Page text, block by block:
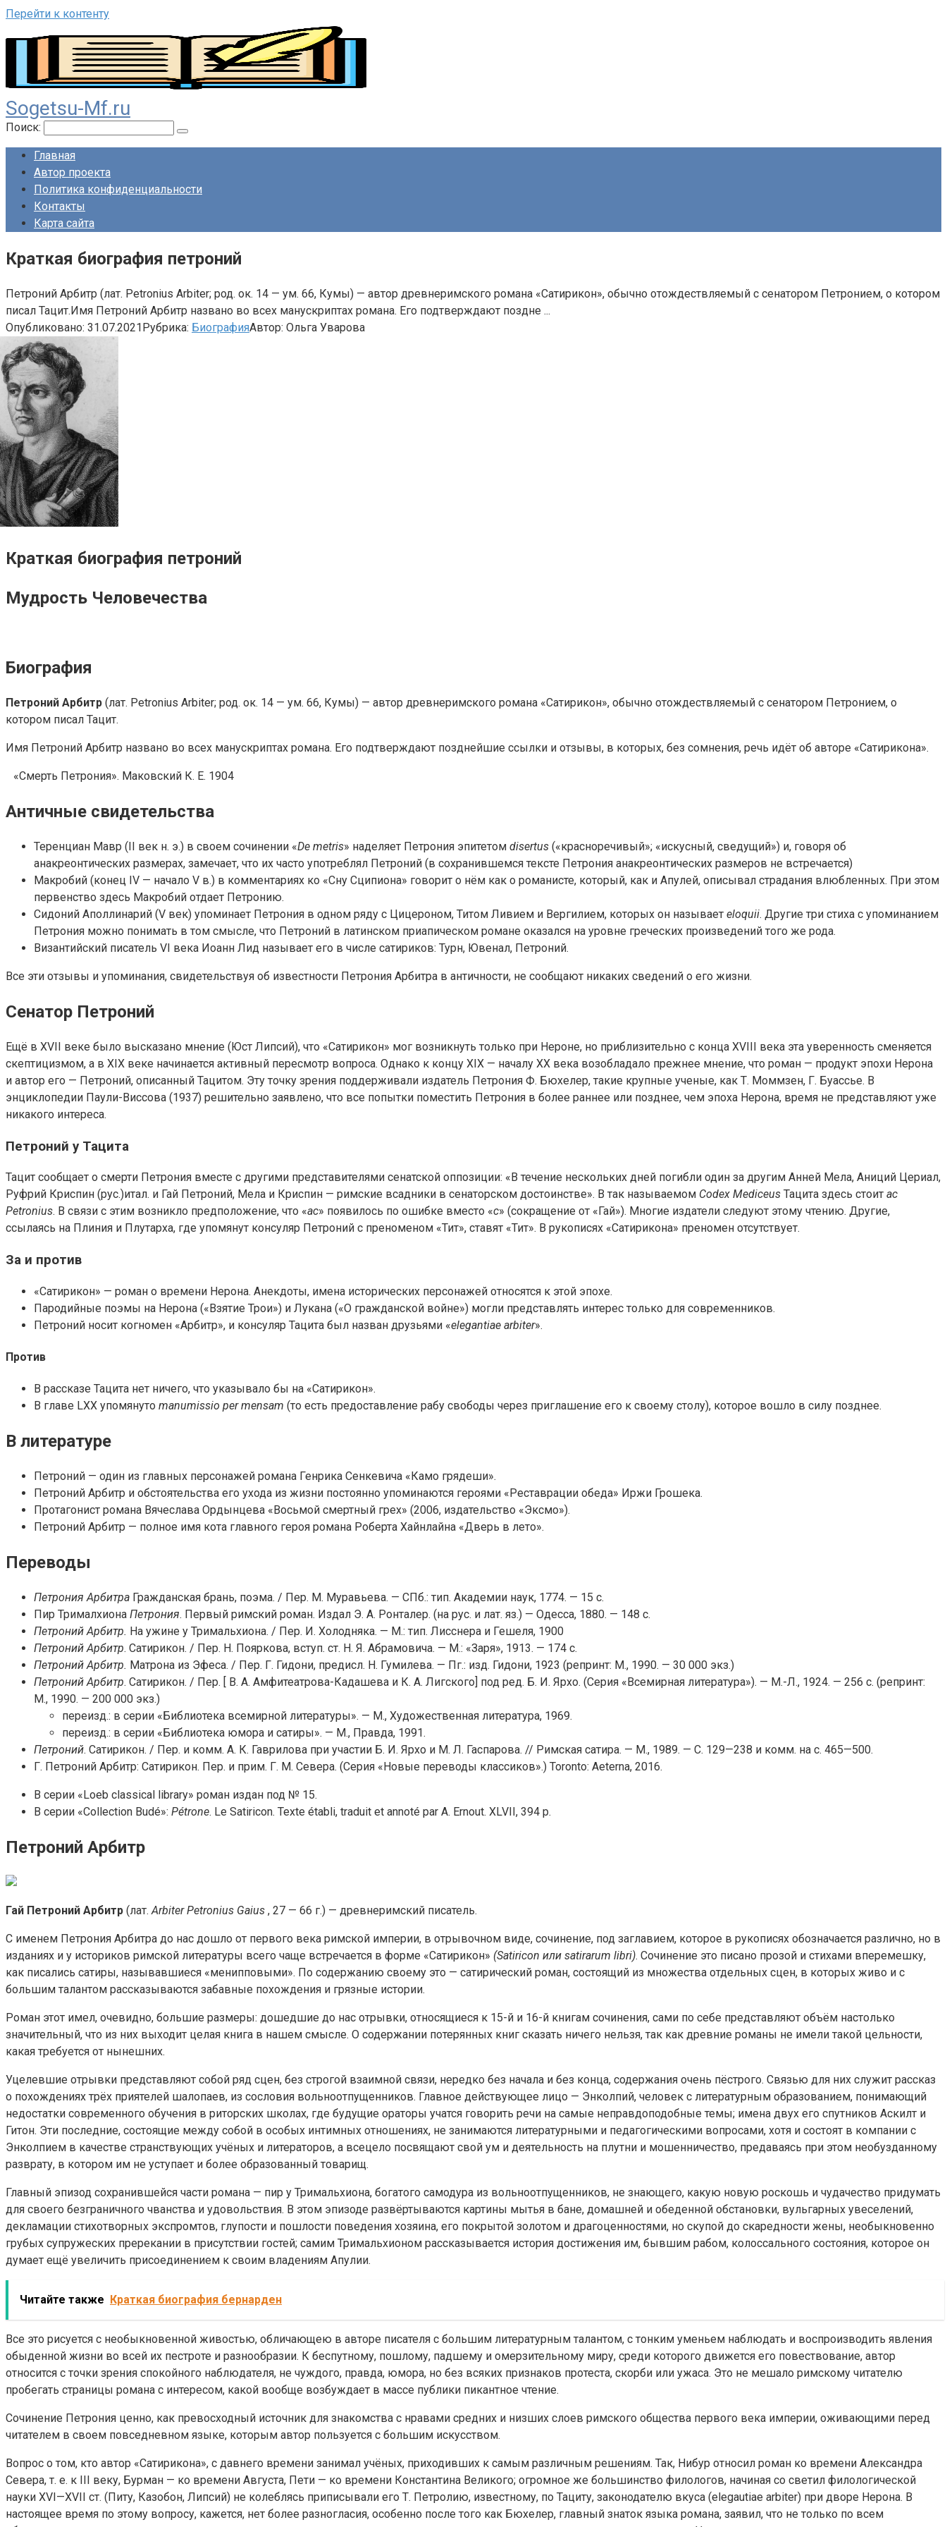
Перейти к контенту
Sogetsu-Mf.ru
Поиск:
Главная
Автор проекта
Политика конфиденциальности
Контакты
Карта сайта
Краткая биография петроний
Петроний Арбитр (лат. Petronius Arbiter; род. ок. 14 — ум. 66, Кумы) — автор древнеримского романа «Сатирикон», обычно отождествляемый с сенатором Петронием, о котором
писал Тацит.Имя Петроний Арбитр названо во всех манускриптах романа. Его подтверждают поздне ...
Опубликовано: 31.07.2021Рубрика: БиографияАвтор: Ольга Уварова
Краткая биография петроний
Мудрость Человечества
Биография
Петроний Арбитр (лат. Petronius Arbiter; род. ок. 14 — ум. 66, Кумы) — автор древнеримского романа «Сатирикон», обычно отождествляемый с сенатором Петронием, о
котором писал Тацит.
Имя Петроний Арбитр названо во всех манускриптах романа. Его подтверждают позднейшие ссылки и отзывы, в которых, без сомнения, речь идёт об авторе «Сатирикона».
«Смерть Петрония». Маковский К. Е. 1904
Античные свидетельства
Теренциан Мавр (II век н. э.) в своем сочинении «De metris» наделяет Петрония эпитетом disertus («красноречивый»; «искусный, сведущий») и, говоря об
анакреонтических размерах, замечает, что их часто употреблял Петроний (в сохранившемся тексте Петрония анакреонтических размеров не встречается)
Макробий (конец IV — начало V в.) в комментариях ко «Сну Сципиона» говорит о нём как о романисте, который, как и Апулей, описывал страдания влюбленных. При этом
первенство здесь Макробий отдает Петронию.
Сидоний Аполлинарий (V век) упоминает Петрония в одном ряду с Цицероном, Титом Ливием и Вергилием, которых он называет eloquii. Другие три стиха с упоминанием
Петрония можно понимать в том смысле, что Петроний в латинском приапическом романе оказался на уровне греческих произведений того же рода.
Византийский писатель VI века Иоанн Лид называет его в числе сатириков: Турн, Ювенал, Петроний.
Все эти отзывы и упоминания, свидетельствуя об известности Петрония Арбитра в античности, не сообщают никаких сведений о его жизни.
Сенатор Петроний
Ещё в XVII веке было высказано мнение (Юст Липсий), что «Сатирикон» мог возникнуть только при Нероне, но приблизительно с конца XVIII века эта уверенность сменяется
скептицизмом, а в XIX веке начинается активный пересмотр вопроса. Однако к концу XIX — началу XX века возобладало прежнее мнение, что роман — продукт эпохи Нерона
и автор его — Петроний, описанный Тацитом. Эту точку зрения поддерживали издатель Петрония Ф. Бюхелер, такие крупные ученые, как Т. Моммзен, Г. Буассье. В
энциклопедии Паули-Виссова (1937) решительно заявлено, что все попытки поместить Петрония в более раннее или позднее, чем эпоха Нерона, время не представляют уже
никакого интереса.
Петроний у Тацита
Тацит сообщает о смерти Петрония вместе с другими представителями сенатской оппозиции: «В течение нескольких дней погибли один за другим Анней Мела, Аниций Цериал,
Руфрий Криспин (рус.)итал. и Гай Петроний, Мела и Криспин — римские всадники в сенаторском достоинстве». В так называемом Codex Mediceus Тацита здесь стоит ас
Petronius. В связи с этим возникло предположение, что «ac» появилось по ошибке вместо «c» (сокращение от «Гай»). Многие издатели следуют этому чтению. Другие,
ссылаясь на Плиния и Плутарха, где упомянут консуляр Петроний с преноменом «Тит», ставят «Тит». В рукописях «Сатирикона» преномен отсутствует.
За и против
«Сатирикон» — роман о времени Нерона. Анекдоты, имена исторических персонажей относятся к этой эпохе.
Пародийные поэмы на Нерона («Взятие Трои») и Лукана («О гражданской войне») могли представлять интерес только для современников.
Петроний носит когномен «Арбитр», и консуляр Тацита был назван друзьями «elegantiae arbiter».
Против
В рассказе Тацита нет ничего, что указывало бы на «Сатирикон».
В главе LXX упомянуто manumissio per mensam (то есть предоставление рабу свободы через приглашение его к своему столу), которое вошло в силу позднее.
В литературе
Петроний — один из главных персонажей романа Генрика Сенкевича «Камо грядеши».
Петроний Арбитр и обстоятельства его ухода из жизни постоянно упоминаются героями «Реставрации обеда» Иржи Грошека.
Протагонист романа Вячеслава Ордынцева «Восьмой смертный грех» (2006, издательство «Эксмо»).
Петроний Арбитр — полное имя кота главного героя романа Роберта Хайнлайна «Дверь в лето».
Переводы
Петрония Арбитра Гражданская брань, поэма. / Пер. М. Муравьева. — СПб.: тип. Академии наук, 1774. — 15 с.
Пир Трималхиона Петрония. Первый римский роман. Издал Э. А. Ронталер. (на рус. и лат. яз.) — Одесса, 1880. — 148 с.
Петроний Арбитр. На ужине у Тримальхиона. / Пер. И. Холодняка. — М.: тип. Лисснера и Гешеля, 1900
Петроний Арбитр. Сатирикон. / Пер. Н. Пояркова, вступ. ст. Н. Я. Абрамовича. — М.: «Заря», 1913. — 174 с.
Петроний Арбитр. Матрона из Эфеса. / Пер. Г. Гидони, предисл. Н. Гумилева. — Пг.: изд. Гидони, 1923 (репринт: М., 1990. — 30 000 экз.)
Петроний Арбитр. Сатирикон. / Пер. [ В. А. Амфитеатрова-Кадашева и К. А. Лигского] под ред. Б. И. Ярхо. (Серия «Всемирная литература»). — М.-Л., 1924. — 256 с. (репринт:
М., 1990. — 200 000 экз.)
переизд.: в серии «Библиотека всемирной литературы». — М., Художественная литература, 1969.
переизд.: в серии «Библиотека юмора и сатиры». — М., Правда, 1991.
Петроний. Сатирикон. / Пер. и комм. А. К. Гаврилова при участии Б. И. Ярхо и М. Л. Гаспарова. // Римская сатира. — М., 1989. — С. 129—238 и комм. на с. 465—500.
Г. Петроний Арбитр: Сатирикон. Пер. и прим. Г. М. Севера. (Серия «Новые переводы классиков».) Toronto: Aeterna, 2016.
В серии «Loeb classical library» роман издан под № 15.
В серии «Collection Budé»: Pétrone. Le Satiricon. Texte établi, traduit et annoté par A. Ernout. XLVII, 394 p.
Петроний Арбитр
Гай Петроний Арбитр (лат.Arbiter Petronius Gaius , 27 — 66 г.) — древнеримский писатель.
С именем Петрония Арбитра до нас дошло от первого века римской империи, в отрывочном виде, сочинение, под заглавием, которое в рукописях обозначается различно, но в
изданиях и у историков римской литературы всего чаще встречается в форме «Сатирикон» (Satiricon или satirarum libri). Сочинение это писано прозой и стихами вперемешку,
как писались сатиры, называвшиеся «менипповыми». По содержанию своему это — сатирический роман, состоящий из множества отдельных сцен, в которых живо и с
большим талантом рассказываются забавные похождения и грязные истории.
Роман этот имел, очевидно, большие размеры: дошедшие до нас отрывки, относящиеся к 15-й и 16-й книгам сочинения, сами по себе представляют объём настолько
значительный, что из них выходит целая книга в нашем смысле. О содержании потерянных книг сказать ничего нельзя, так как древние романы не имели такой цельности,
какая требуется от нынешних.
Уцелевшие отрывки представляют собой ряд сцен, без строгой взаимной связи, нередко без начала и без конца, содержания очень пёстрого. Связью для них служит рассказ
о похождениях трёх приятелей шалопаев, из сословия вольноотпущенников. Главное действующее лицо — Энколпий, человек с литературным образованием, понимающий
недостатки современного обучения в риторских школах, где будущие ораторы учатся говорить речи на самые неправдоподобные темы; имена двух его спутников Аскилт и
Гитон. Эти последние, состоящие между собой в особых интимных отношениях, не занимаются литературными и педагогическими вопросами, хотя и состоят в компании с
Энколпием в качестве странствующих учёных и литераторов, а всецело посвящают свой ум и деятельность на плутни и мошенничество, предаваясь при этом необузданному
разврату, в котором им не уступает и более образованный товарищ.
Главный эпизод сохранившейся части романа — пир у Тримальхиона, богатого самодура из вольноотпущенников, не знающего, какую новую роскошь и чудачество придумать
для своего безграничного чванства и удовольствия. В этом эпизоде развёртываются картины мытья в бане, домашней и обеденной обстановки, вульгарных увеселений,
декламации стихотворных экспромтов, глупости и пошлости поведения хозяина, его покрытой золотом и драгоценностями, но скупой до скаредности жены, необыкновенно
грубых супружеских пререкании в присутствии гостей; самим Тримальxионом рассказывается история достижения им, бывшим рабом, колоссального состояния, которое он
думает ещё увеличить присоединением к своим владениям Апулии.
Читайте также Краткая биография бернарден
Все это рисуется с необыкновенной живостью, обличающею в авторе писателя с большим литературным талантом, с тонким уменьем наблюдать и воспроизводить явления
обыденной жизни во всей их пестроте и разнообразии. К беспутному, пошлому, падшему и омерзительному миру, среди которого движется его повествование, автор
относится с точки зрения спокойного наблюдателя, не чуждого, правда, юмора, но без всяких признаков протеста, скорби или ужаса. Это не мешало римскому читателю
пробегать страницы романа с интересом, какой вообще возбуждает в массе публики пикантное чтение.
Сочинение Петрония ценно, как превосходный источник для знакомства с нравами средних и низших слоев римского общества первого века империи, оживающими перед
читателем в своем повседневном языке, которым автор пользуется с большим искусством.
Вопрос о том, кто автор «Сатирикона», с давнего времени занимал учёных, приходивших к самым различным решениям. Так, Нибур относил роман ко времени Александра
Севера, т. е. к III веку, Бурман — ко времени Августа, Пети — ко времени Константина Великого; огромное же большинство филологов, начиная со светил филологической
науки XVI—XVII ст. (Питу, Казобон, Липсий) не колеблясь приписывали его Т. Петролию, известному, по Тациту, законодателю вкуса (elegautiae arbiter) при дворе Нерона. В
настоящее время по этому вопросу, кажется, нет более разногласия, особенно после того как Бюхелер, главный знаток языка романа, заявил, что не только по всем